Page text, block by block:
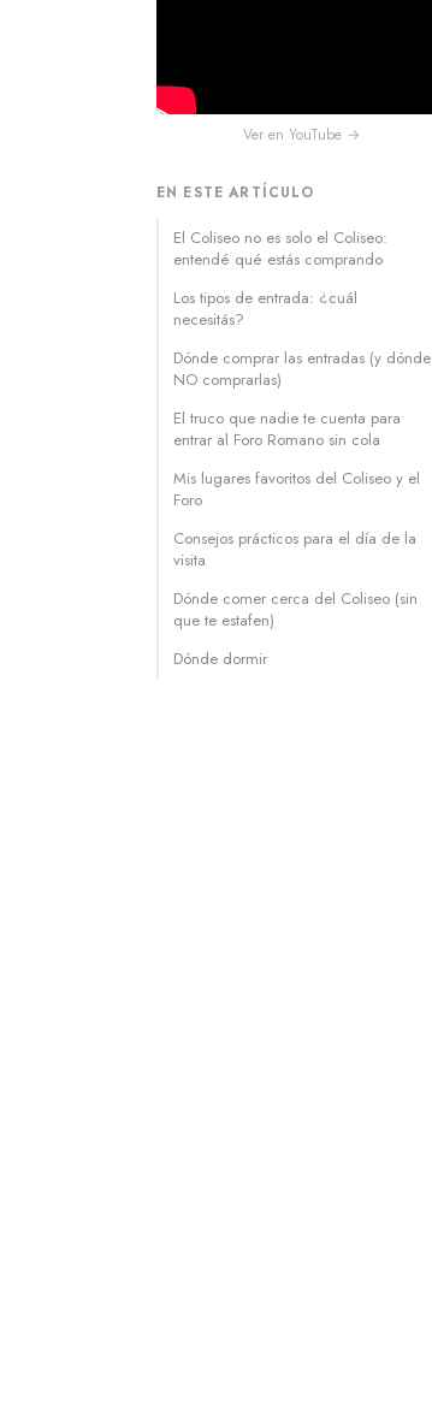
Ver en YouTube →
EN ESTE ARTÍCULO
El Coliseo no es solo el Coliseo:
entendé qué estás comprando
Los tipos de entrada: ¿cuál
necesitás?
Dónde comprar las entradas (y dónde
NO comprarlas)
El truco que nadie te cuenta para
entrar al Foro Romano sin cola
Mis lugares favoritos del Coliseo y el
Foro
Consejos prácticos para el día de la
visita
Dónde comer cerca del Coliseo (sin
que te estafen)
Dónde dormir